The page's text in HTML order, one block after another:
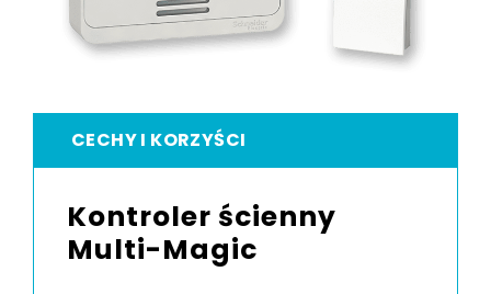
CECHY I KORZYŚCI
Kontroler ścienny
Multi-Magic